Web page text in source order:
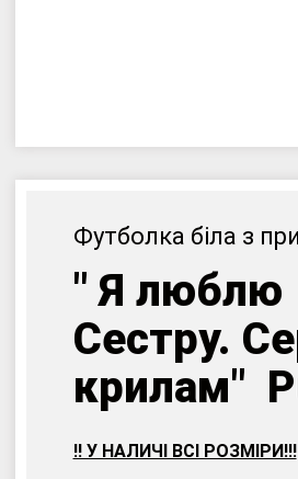
Футболка біла з
"Я люблю
Сестру.
крилам"
!! У НАЛИЧІ ВСІ РОЗМІРИ!!!